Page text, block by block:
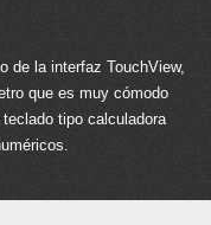
de la interfaz TouchView,
que es muy cómodo
tipo calculadora